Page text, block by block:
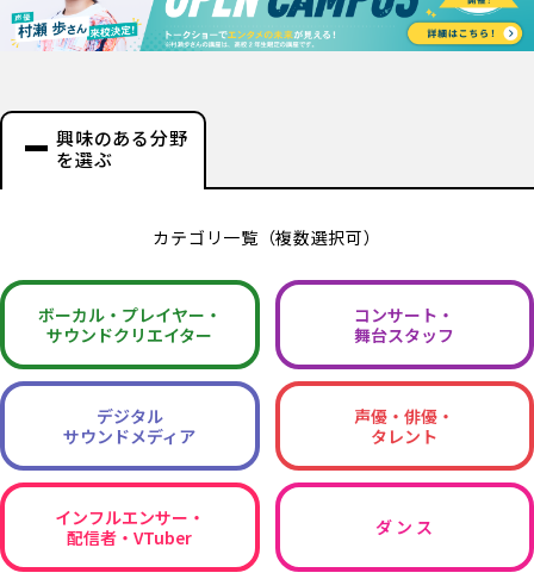
興味のある分野
を選ぶ
カテゴリ一覧（複数選択可）
ボーカル・ プレイヤー・
サウンドクリエイター
コンサート・
舞台スタッフ
デジタル
サウンドメディア
声優・俳優・
タレント
インフルエンサー・
配信者・VTuber
ダ ン ス